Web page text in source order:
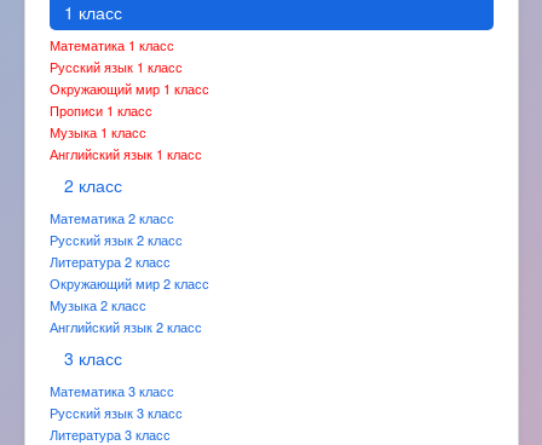
1 класс
Математика 1 класс
Русский язык 1 класс
Окружающий мир 1 класс
Прописи 1 класс
Музыка 1 класс
Английский язык 1 класс
2 класс
Математика 2 класс
Русский язык 2 класс
Литература 2 класс
Окружающий мир 2 класс
Музыка 2 класс
Английский язык 2 класс
3 класс
Математика 3 класс
Русский язык 3 класс
Литература 3 класс